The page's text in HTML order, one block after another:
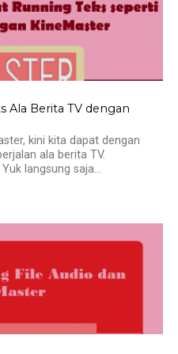
Ala Berita TV dengan
kini kita dapat dengan
ala berita TV.
langsung saja...